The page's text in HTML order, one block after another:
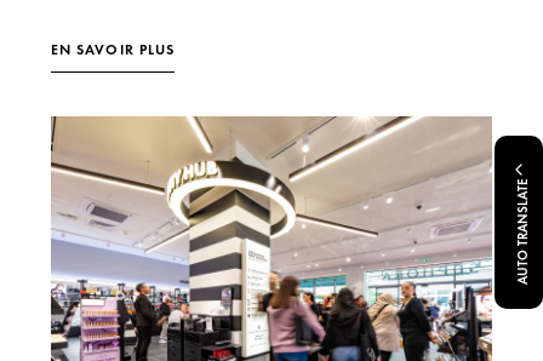
AUTO TRANSLATE
EN SAVOIR PLUS